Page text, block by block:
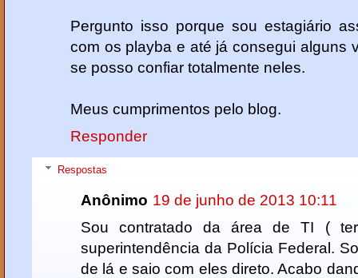
Pergunto isso porque sou estagiário
com os playba e até já consegui alguns
se posso confiar totalmente neles.
Meus cumprimentos pelo blog.
Responder
Respostas
Anônimo 19 de junho de 2013 10:11
Sou contratado da área de TI (
superintendência da Polícia Federal.
de lá e saio com eles direto. Acabo